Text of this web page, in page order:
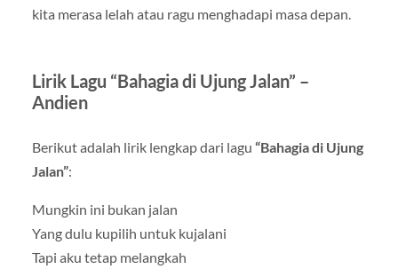
kita merasa lelah atau ragu menghadapi masa depan.
Lirik Lagu “Bahagia di Ujung Jalan” –
Andien
Berikut adalah lirik lengkap dari lagu “Bahagia di Ujung
Jalan”:
Mungkin ini bukan jalan
Yang dulu kupilih untuk kujalani
Tapi aku tetap melangkah